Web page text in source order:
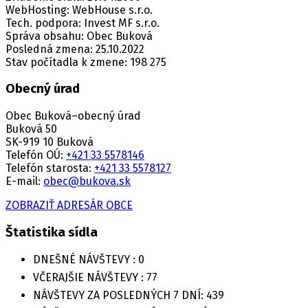
WebHosting: WebHouse s.r.o.
Tech. podpora: Invest MF s.r.o.
Správa obsahu: Obec Buková
Posledná zmena: 25.10.2022
Stav počítadla k zmene: 198 275
Obecný úrad
Obec Buková–obecný úrad
Buková 50
SK-919 10 Buková
Telefón OÚ: +421 33 5578146
Telefón starosta: +421 33 5578127
E-mail: obec@bukova.sk
ZOBRAZIŤ ADRESÁR OBCE
Štatistika sídla
DNEŠNÉ NÁVŠTEVY : 0
VČERAJŠIE NÁVŠTEVY : 77
NÁVŠTEVY ZA POSLEDNÝCH 7 DNÍ: 439